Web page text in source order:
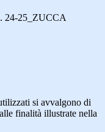
24-25_ZUCCA
si avvalgono di
finalità illustrate nella